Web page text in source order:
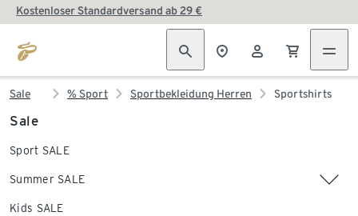
Kostenloser Standardversand ab 29 €
Sale % Sport Sportbekleidung Herren Sportshirts
Sale
Sport SALE
Summer SALE
Kids SALE